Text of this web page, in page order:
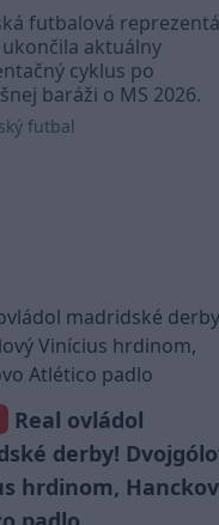
futbalová
aktuálny
cyklus po
baráži o MS 2026.
futbal
Real ovládol
derby!
hrdinom,